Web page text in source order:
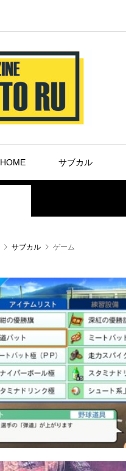
HOME サブカル
サブカル ゲーム